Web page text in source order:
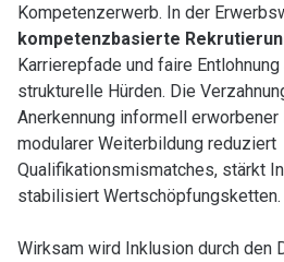
Kompetenzerwerb. In der
kompetenzbasierte
Karrierepfade und faire
strukturelle Hürden. Die
Anerkennung informell
modularer Weiterbildung reduziert
Qualifikationsmismatches, stärkt
stabilisiert Wertschöpfungsketten.
Wirksam wird Inklusion durch den